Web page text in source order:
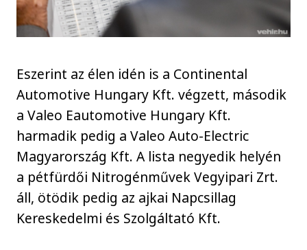
Eszerint az élen idén is a Continental
Automotive Hungary Kft. végzett, második
a Valeo Eautomotive Hungary Kft.
harmadik pedig a Valeo Auto-Electric
Magyarország Kft. A lista negyedik helyén
a pétfürdői Nitrogénművek Vegyipari Zrt.
áll, ötödik pedig az ajkai Napcsillag
Kereskedelmi és Szolgáltató Kft.